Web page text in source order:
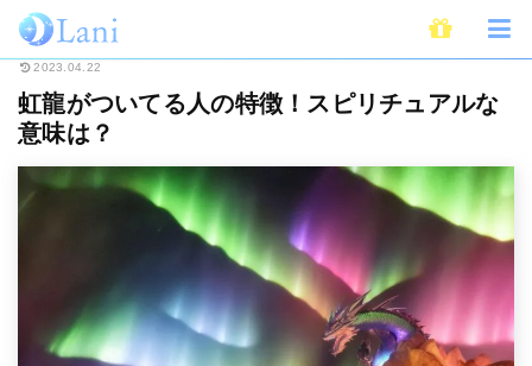
ホーム スピリチュアル 虹龍がついてる人の特徴！スピリチュアルな意味
2023.04.22
虹龍がついてる人の特徴！スピリチュアルな
意味は？